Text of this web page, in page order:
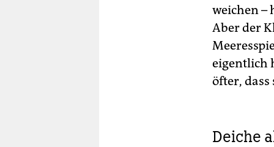
weichen –
Aber der
eigentlich
öfter,
Deiche